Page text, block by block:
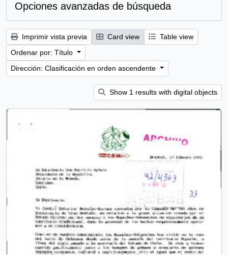
Opciones avanzadas de búsqueda
Imprimir vista previa Card view
Table view
Ordenar por: Título
Dirección: Clasificación en orden ascendente
Show 1 results with digital objects